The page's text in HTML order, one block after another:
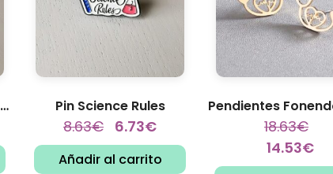
Pin Broche Corazón Diagrama... Pin Science Rules
8.63€ 6.73€
Añadir al carrito
18.63€
14.53€